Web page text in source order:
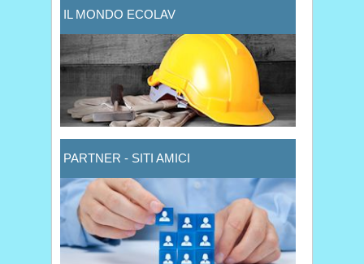
IL MONDO ECOLAV
PARTNER - SITI AMICI